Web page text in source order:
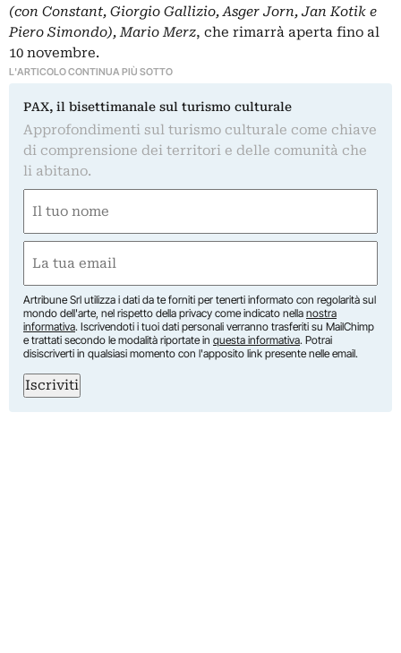
(con Constant, Giorgio Gallizio, Asger Jorn, Jan Kotik e
Piero Simondo), Mario Merz, che rimarrà aperta fino al
10 novembre.
L'ARTICOLO CONTINUA PIÙ SOTTO
PAX, il bisettimanale sul turismo culturale
Approfondimenti sul turismo culturale come chiave
di comprensione dei territori e delle comunità che
li abitano.
(Obbligatorio)
Nome
(Obbligatorio)
Artribune Srl utilizza i dati da te forniti per tenerti informato con regolarità sul
mondo dell'arte, nel rispetto della privacy come indicato nella nostra
informativa. Iscrivendoti i tuoi dati personali verranno trasferiti su MailChimp
e trattati secondo le modalità riportate in questa informativa. Potrai
disiscriverti in qualsiasi momento con l'apposito link presente nelle email.
Iscriviti